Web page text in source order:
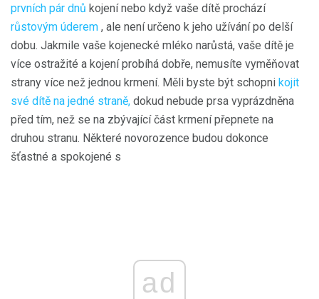
prvních pár dnů kojení nebo když vaše dítě prochází
růstovým úderem , ale není určeno k jeho užívání po delší
dobu. Jakmile vaše kojenecké mléko narůstá, vaše dítě je
více ostražité a kojení probíhá dobře, nemusíte vyměňovat
strany více než jednou krmení. Měli byste být schopni kojit
své dítě na jedné straně, dokud nebude prsa vyprázdněna
před tím, než se na zbývající část krmení přepnete na
druhou stranu. Některé novorozence budou dokonce
šťastné a spokojené s
ad